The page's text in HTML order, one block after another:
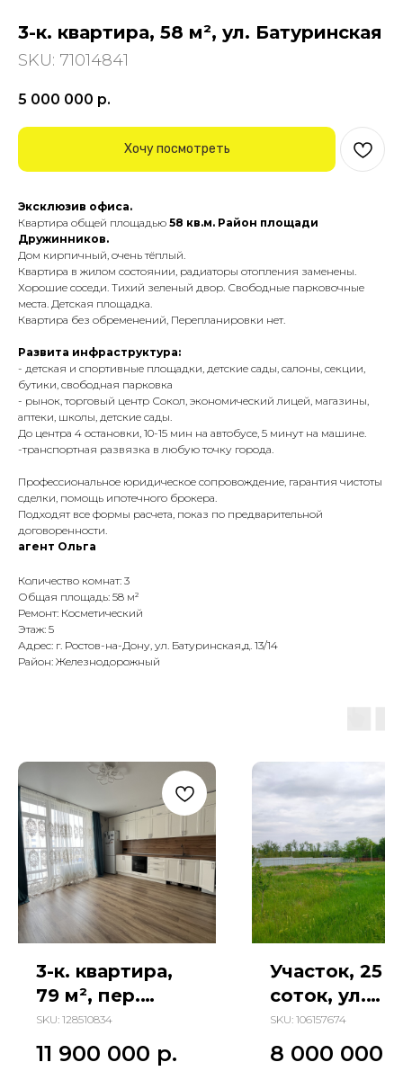
3-к. квартира, 58 м², ул. Батуринская
SKU: 71014841
5 000 000 р.
Хочу посмотреть
Эксклюзив офиса.
Квартира oбщeй площадью 58 кв.м. Район площади
Дружинников.
Дом кирпичный, очень тёплый.
Квартира в жилом состоянии, радиаторы отопления заменены.
Хорошие соседи. Тихий зеленый двор. Свободные парковочные
места. Детская площадка.
Квартира без обременений, Перепланировки нет.
Развита инфраструктура:
- детская и спортивные площадки, детские сады, салоны, секции,
бутики, свободная парковка
- рынок, торговый центр Сокол, экономический лицей, магазины,
аптеки, школы, детские сады.
До центра 4 остановки, 10-15 мин на автобусе, 5 минут на машине.
-транспортная развязка в любую точку города.
Профессиональное юридическое сопровождение, гарантия чистоты
сделки, помощь ипотечного брокера.
Подходят все формы расчета, показ по предварительной
договоренности.
агент Ольга
Количество комнат: 3
Общая площадь: 58 м²
Ремонт: Косметический
Этаж: 5
Адрес: г. Ростов-на-Дону, ул. Батуринская,д. 13/14
Район: Железнодорожный
3-к. квартира,
79 м², пер.
Гарнизонный
SKU: 128510834
11 900 000 р.
Участок, 25
соток, ул.
Набережная
SKU: 106157674
8 000 000